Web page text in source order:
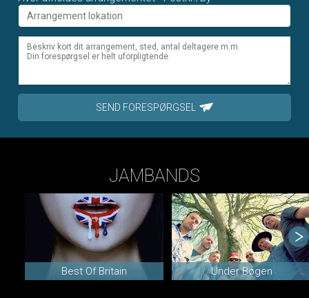
SEND FORESPØRGSEL
JAMBANDS
Best Of Britain Under Bøgen